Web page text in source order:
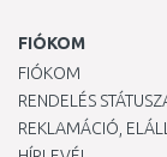
FIÓKOM
FIÓKOM
RENDELÉS
REKLAMÁCIÓ,